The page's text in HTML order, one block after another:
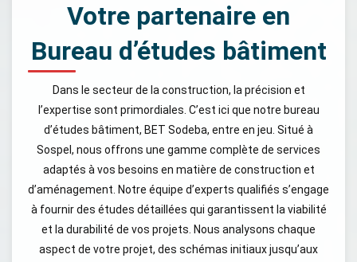
Votre partenaire en
Bureau d’études bâtiment
Dans le secteur de la construction, la précision et
l’expertise sont primordiales. C’est ici que notre bureau
d’études bâtiment, BET Sodeba, entre en jeu. Situé à
Sospel, nous offrons une gamme complète de services
adaptés à vos besoins en matière de construction et
d’aménagement. Notre équipe d’experts qualifiés s’engage
à fournir des études détaillées qui garantissent la viabilité
et la durabilité de vos projets. Nous analysons chaque
aspect de votre projet, des schémas initiaux jusqu’aux